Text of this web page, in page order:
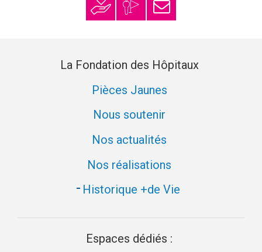
Faire un donMon espace
donateur
S’inscrire à la
newsletter
La Fondation des Hôpitaux
Pièces Jaunes
Nous soutenir
Nos actualités
Nos réalisations
Historique +de Vie
Espaces dédiés :